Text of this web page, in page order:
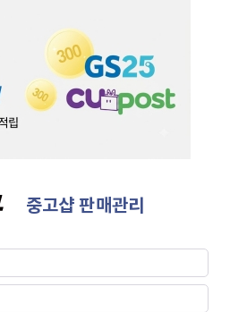
중고샵 판매관리